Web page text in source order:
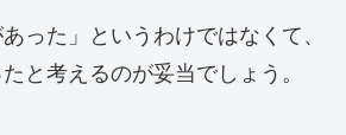
った」というわけではなくて、
と考えるのが妥当でしょう。